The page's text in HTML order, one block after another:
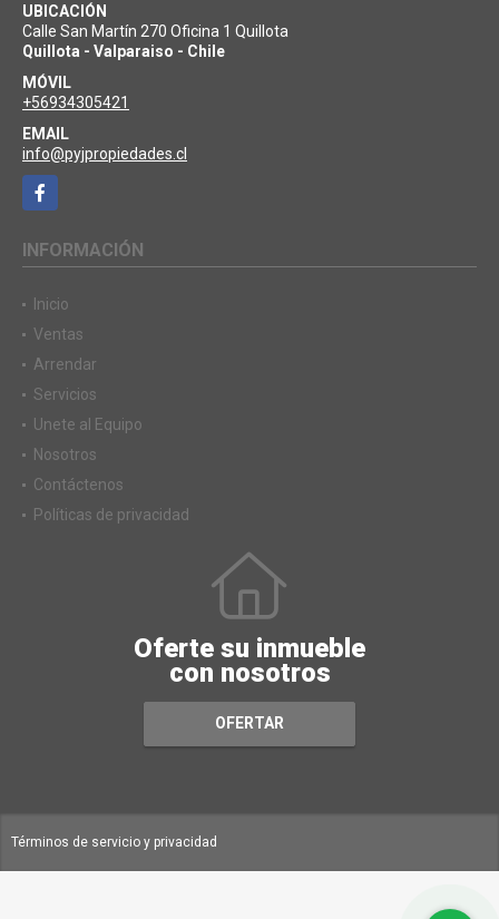
UBICACIÓN
Calle San Martín 270 Oficina 1 Quillota
Quillota - Valparaiso - Chile
MÓVIL
+56934305421
EMAIL
info@pyjpropiedades.cl
Facebook
INFORMACIÓN
Inicio
Ventas
Arrendar
Servicios
Unete al Equipo
Nosotros
Contáctenos
Políticas de privacidad
Oferte su inmueble
con nosotros
OFERTAR
Términos de servicio y privacidad